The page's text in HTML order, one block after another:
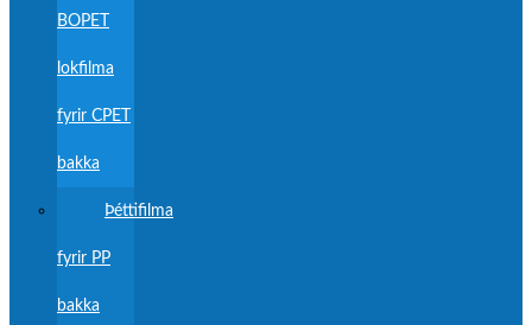
BOPET
lokfilma
fyrir CPET
bakka
Þéttifilma
fyrir PP
bakka